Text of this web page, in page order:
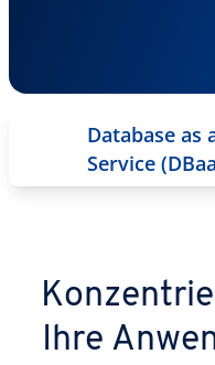
Database as
Service
Ihre